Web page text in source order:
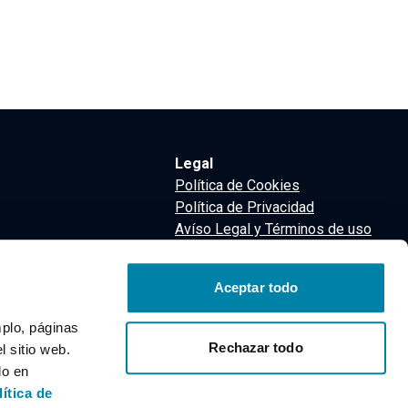
páginas
sitio web.
en
de
Aceptar todo
Rechazar todo
Legal
Política de Cookies
Política de Privacidad
Avíso Legal y Términos de uso